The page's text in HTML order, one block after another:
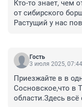
Кто-то знает, чем
от сибирского
Растущий у нас
Спутать его с
кто борщевика
более не гулял в
листьями метра
Я гулял в таком
Вокруг Тюмени
Гость
3 июля 2025, 07:44
Приезжайте в в
Сосновское,что в
области.Здесь